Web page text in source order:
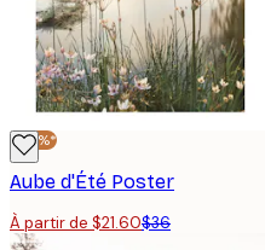
-40%*
Aube d'Été Poster
À partir de $21.60$36